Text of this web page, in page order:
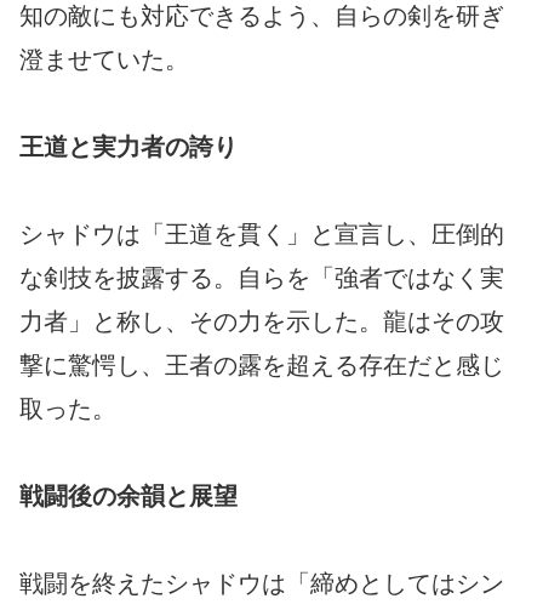
知の敵にも対応できるよう、自らの剣を研ぎ
澄ませていた。
王道と実力者の誇り
シャドウは「王道を貫く」と宣言し、圧倒的
な剣技を披露する。自らを「強者ではなく実
力者」と称し、その力を示した。龍はその攻
撃に驚愕し、王者の露を超える存在だと感じ
取った。
戦闘後の余韻と展望
戦闘を終えたシャドウは「締めとしてはシン